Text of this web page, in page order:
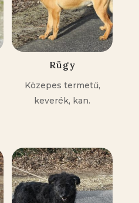
Rügy
Közepes termetű,
keverék, kan.